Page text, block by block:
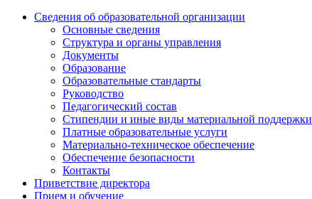
Сведения об образовательной организации
Основные сведения
Структура и органы управления
Документы
Образование
Образовательные стандарты
Руководство
Педагогический состав
Стипендии и иные виды материальной поддержки
Платные образовательные услуги
Материально-техническое обеспечение
Обеспечение безопасности
Контакты
Приветствие директора
Прием и обучение